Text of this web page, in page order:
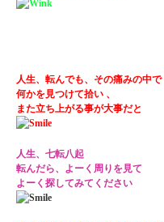
人生、転んでも、その痛みの中で
何かを見つけて拾い 、
また立ち上がる事が大事だと
人生、七転八起
転んだら、よーく周りを見て
よーく探してみてください